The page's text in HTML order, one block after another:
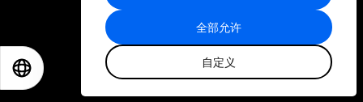
全部允许
自定义
站点地图
世界经济论坛